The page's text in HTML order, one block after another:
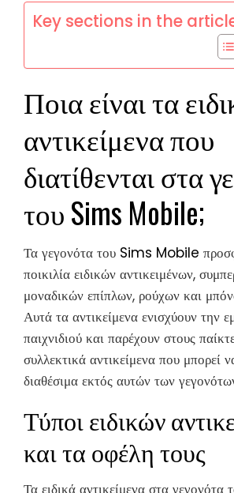
Key sections in the
Ποια είναι τα
αντικείμενα που
διατίθενται στα
του Sims Mobile;
Τα γεγονότα του Sims Mobile
ποικιλία ειδικών αντικειμένων,
μοναδικών επίπλων, ρούχων και
Αυτά τα αντικείμενα ενισχύουν την
παιχνιδιού και παρέχουν στους
συλλεκτικά αντικείμενα που μπορεί
διαθέσιμα εκτός αυτών των
Τύποι ειδικών
και τα οφέλη τους
Τα ειδικά αντικείμενα στα